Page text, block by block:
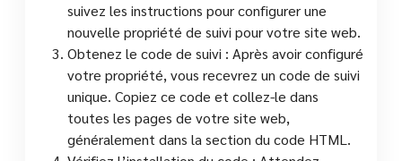
suivez les instructions pour configurer une
nouvelle propriété de suivi pour votre site web.
Obtenez le code de suivi : Après avoir configuré
votre propriété, vous recevrez un code de suivi
unique. Copiez ce code et collez-le dans
toutes les pages de votre site web,
généralement dans la section du code HTML.